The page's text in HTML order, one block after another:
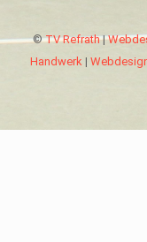
©TV Refrath|
Handwerk|